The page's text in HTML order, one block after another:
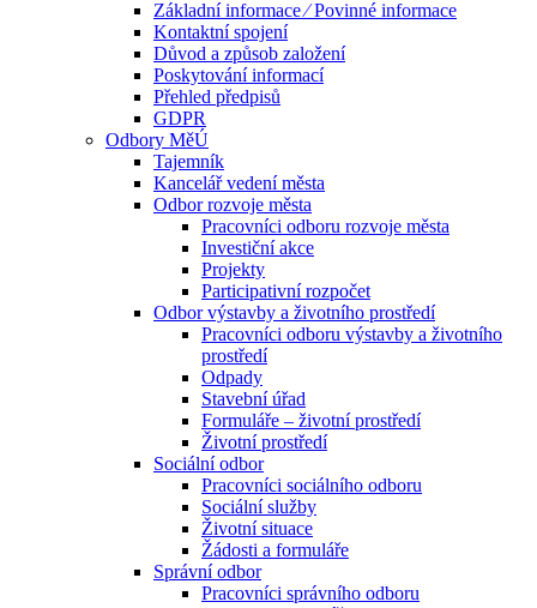
Základní informace ⁄ Povinné informace
Kontaktní spojení
Důvod a způsob založení
Poskytování informací
Přehled předpisů
GDPR
Odbory MěÚ
Tajemník
Kancelář vedení města
Odbor rozvoje města
Pracovníci odboru rozvoje města
Investiční akce
Projekty
Participativní rozpočet
Odbor výstavby a životního prostředí
Pracovníci odboru výstavby a životního
prostředí
Odpady
Stavební úřad
Formuláře – životní prostředí
Životní prostředí
Sociální odbor
Pracovníci sociálního odboru
Sociální služby
Životní situace
Žádosti a formuláře
Správní odbor
Pracovníci správního odboru